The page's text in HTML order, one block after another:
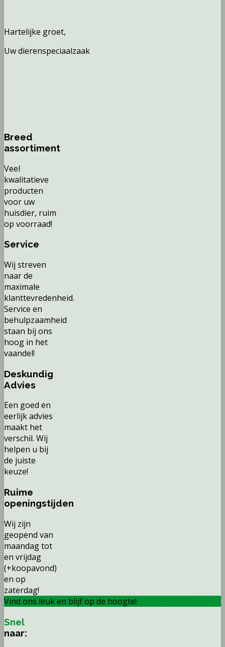
Hartelijke groet,
Uw dierenspeciaalzaak
Breed
assortiment
Veel
kwalitatieve
producten
voor uw
huisdier, ruim
op voorraad!
Service
Wij streven
naar de
maximale
klanttevredenheid.
Service en
behulpzaamheid
staan bij ons
hoog in het
vaandel!
Deskundig
Advies
Een goed en
eerlijk advies
maakt het
verschil. Wij
helpen u bij
de juiste
keuze!
Ruime
openingstijden
Wij zijn
geopend van
maandag tot
en vrijdag
(+koopavond)
en op
zaterdag!
Vind ons leuk en blijf op de hoogte!
Snel
naar: